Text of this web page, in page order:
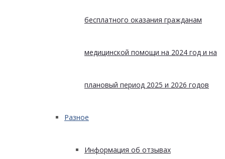
бесплатного оказания гражданам
медицинской помощи на 2024 год и на
плановый период 2025 и 2026 годов
Разное
Информация об отзывах